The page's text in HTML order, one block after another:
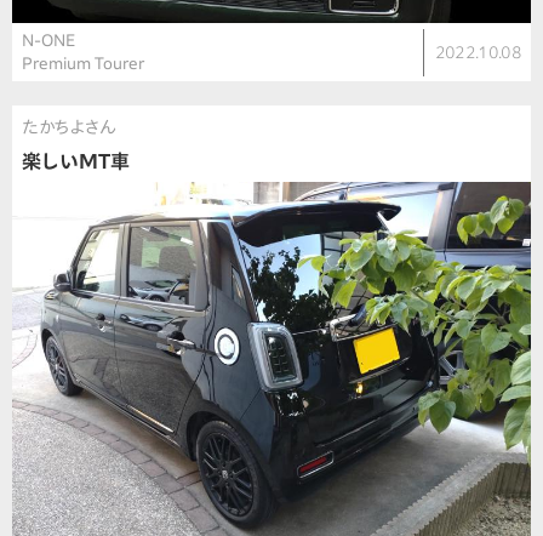
N-ONE
Premium Tourer
2022.10.08
たかちよさん
楽しいMT車